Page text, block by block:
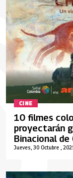
CINE
Jueves, 30 Octubre ,
10 filmes
proyectarán
Binacional de